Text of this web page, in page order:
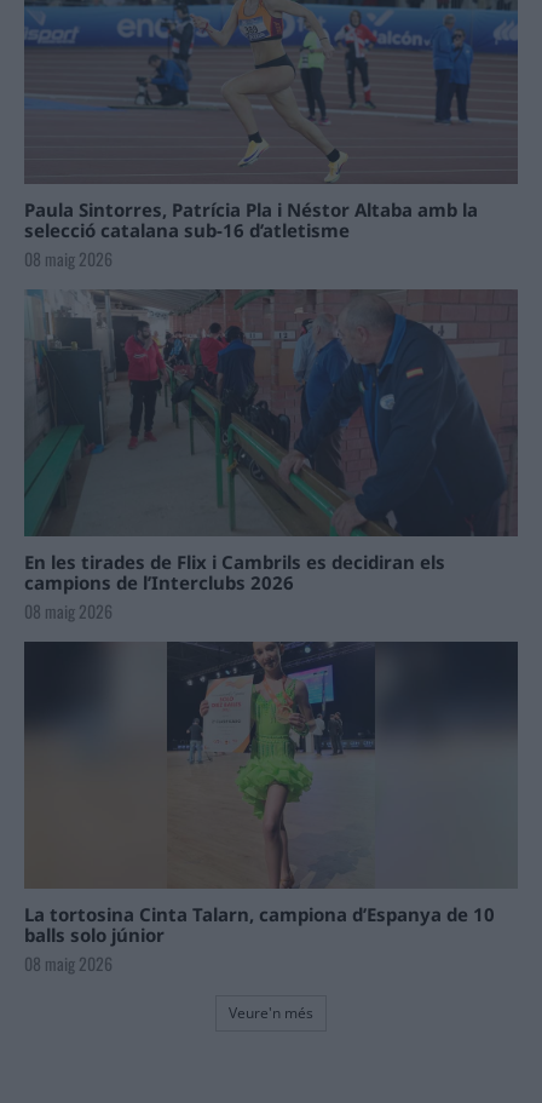
Paula Sintorres, Patrícia Pla i Néstor Altaba amb la
selecció catalana sub-16 d’atletisme
08 maig 2026
En les tirades de Flix i Cambrils es decidiran els
campions de l’Interclubs 2026
08 maig 2026
La tortosina Cinta Talarn, campiona d’Espanya de 10
balls solo júnior
08 maig 2026
Veure'n més